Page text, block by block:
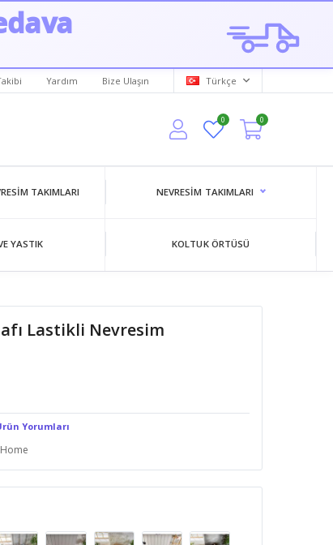
Yardım Bize Ulaşın Türkçe
0 0
TAKIMLARI NEVRESIM TAKIMLARI
YASTIK KOLTUK ÖRTÜSÜ
Lastikli Nevresim
Yorumları